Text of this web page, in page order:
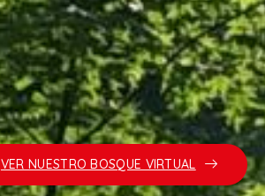
VER NUESTRO BOSQUE VIRTUAL